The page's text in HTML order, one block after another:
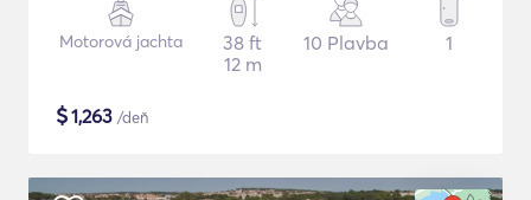
Motorová jachta
38 ft
12 m
10 Plavba 1
$1,263 /deň